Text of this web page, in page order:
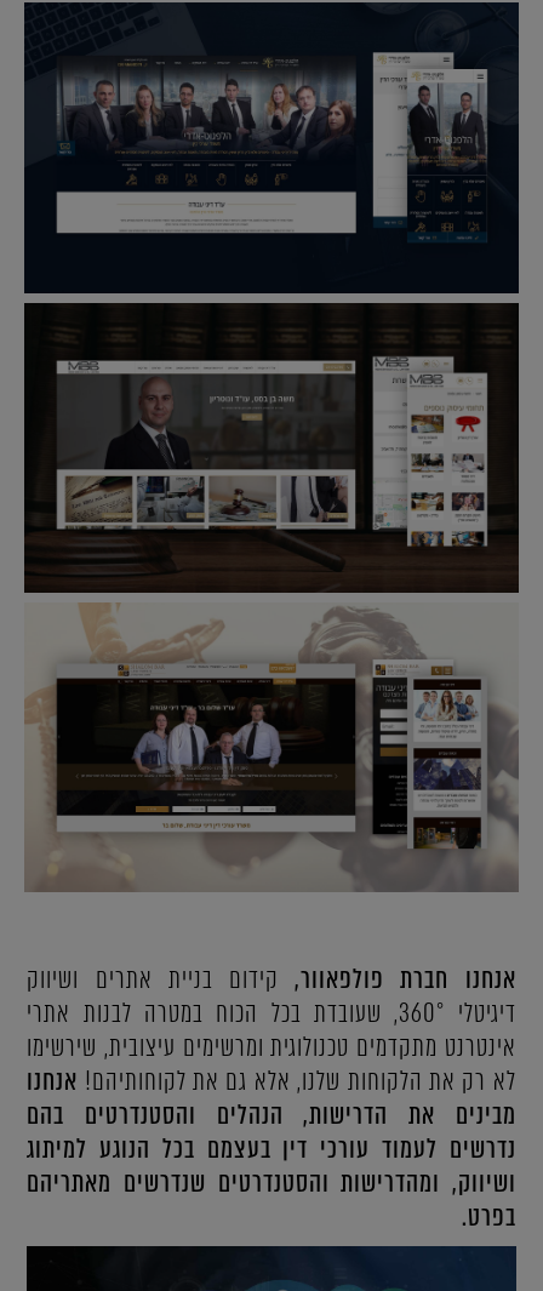
אנחנו חברת פולפאוור, קידום בניית אתרים ושיווק
דיגיטלי 360°, שעובדת בכל הכוח במטרה לבנות אתרי
אינטרנט מתקדמים טכנולוגית ומרשימים עיצובית, שירשימו
לא רק את הלקוחות שלנו, אלא גם את לקוחותיהם! אנחנו
מבינים את הדרישות, הנהלים והסטנדרטים בהם
נדרשים לעמוד עורכי דין בעצמם בכל הנוגע למיתוג
ושיווק, ומהדרישות והסטנדרטים שנדרשים מאתריהם
בפרט.